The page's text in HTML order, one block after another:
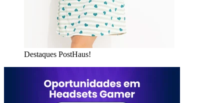
Destaques PostHaus!